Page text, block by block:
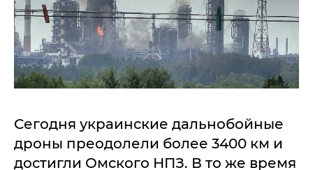
Сегодня украинские дальнобойные
дроны преодолели более 3400 км и
достигли Омского НПЗ. В то же время